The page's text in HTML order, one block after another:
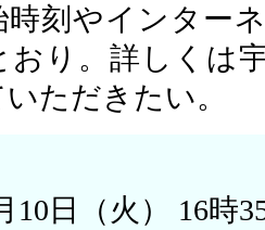
時刻やインター
おり。詳しくは
ただきたい。
10日（火） 16時